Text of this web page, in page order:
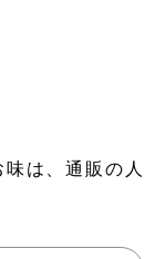
は、通販の人